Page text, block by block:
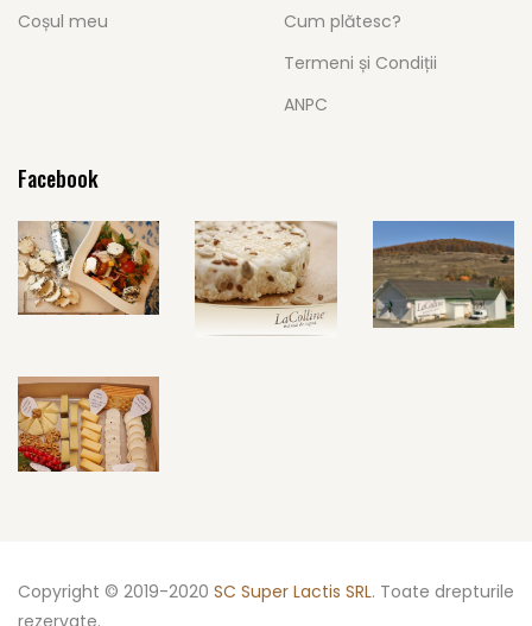
Coșul meu
Cum plătesc?
Termeni și Condiții
ANPC
Facebook
Copyright © 2019-2020 SC Super Lactis SRL. Toate drepturile